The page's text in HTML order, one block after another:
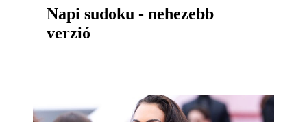
Napi sudoku - nehezebb
verzió